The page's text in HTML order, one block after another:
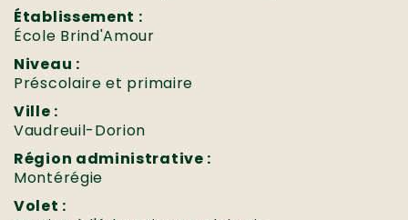
Établissement :
École Brind'Amour
Niveau :
Préscolaire et primaire
Ville :
Vaudreuil-Dorion
Région administrative :
Montérégie
Volet :